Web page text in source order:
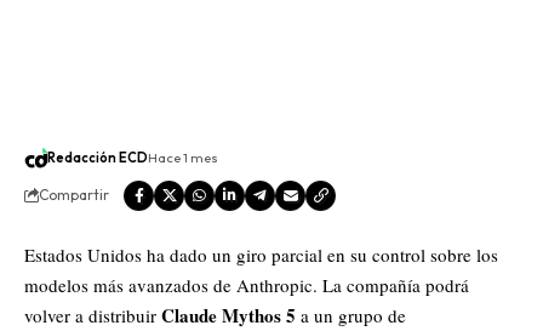
Redacción ECDHace 1 mes
Compartir
Estados Unidos ha dado un giro parcial en su control sobre los
modelos más avanzados de Anthropic. La compañía podrá
volver a distribuir Claude Mythos 5 a un grupo de